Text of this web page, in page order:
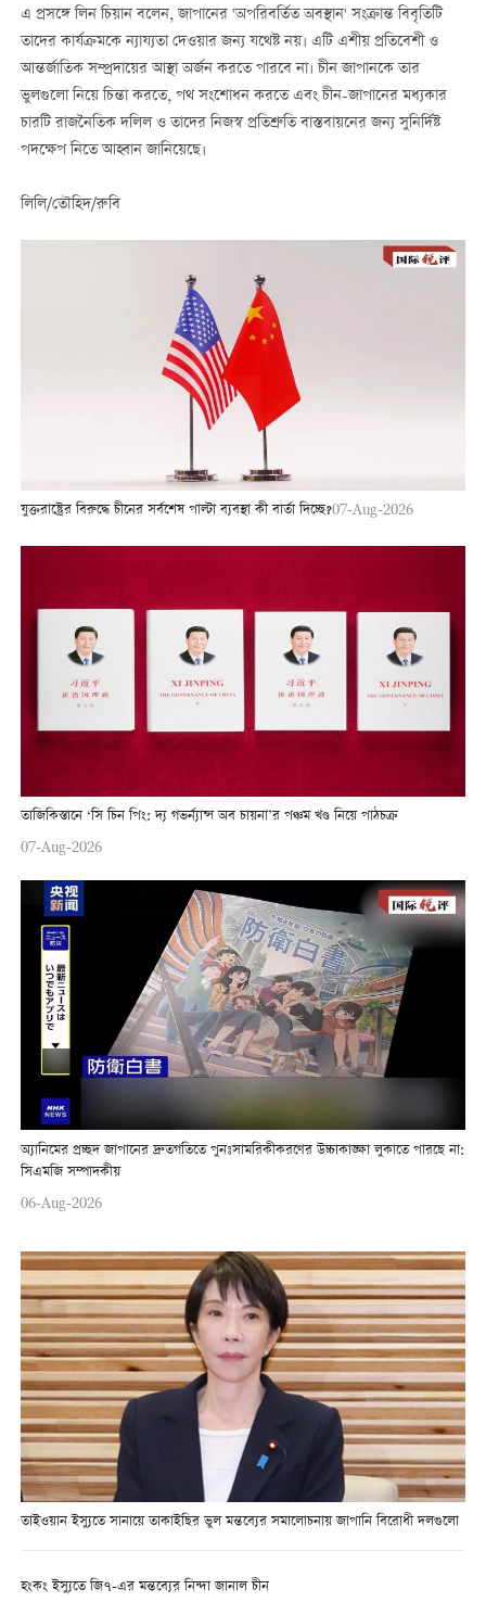
এ প্রসঙ্গে লিন চিয়ান বলেন, জাপানের 'অপরিবর্তিত অবস্থান' সংক্রান্ত বিবৃতিটি
তাদের কার্যক্রমকে ন্যায্যতা দেওয়ার জন্য যথেষ্ট নয়। এটি এশীয় প্রতিবেশী ও
আন্তর্জাতিক সম্প্রদায়ের আস্থা অর্জন করতে পারবে না। চীন জাপানকে তার
ভুলগুলো নিয়ে চিন্তা করতে, পথ সংশোধন করতে এবং চীন-জাপানের মধ্যকার
চারটি রাজনৈতিক দলিল ও তাদের নিজস্ব প্রতিশ্রুতি বাস্তবায়নের জন্য সুনির্দিষ্ট
পদক্ষেপ নিতে আহ্বান জানিয়েছে।
লিলি/তৌহিদ/রুবি
যুক্তরাষ্ট্রের বিরুদ্ধে চীনের সর্বশেষ পাল্টা ব্যবস্থা কী বার্তা দিচ্ছে?07-Aug-2026
তাজিকিস্তানে ‘সি চিন পিং: দ্য গভর্ন্যান্স অব চায়না’র পঞ্চম খণ্ড নিয়ে পাঠচক্র
07-Aug-2026
অ্যানিমের প্রচ্ছদ জাপানের দ্রুতগতিতে পুনঃসামরিকীকরণের উচ্চাকাঙ্ক্ষা লুকাতে পারছে না:
সিএমজি সম্পাদকীয়
06-Aug-2026
তাইওয়ান ইস্যুতে সানায়ে তাকাইছির ভুল মন্তব্যের সমালোচনায় জাপানি বিরোধী দলগুলো
হংকং ইস্যুতে জি৭-এর মন্তব্যের নিন্দা জানাল চীন